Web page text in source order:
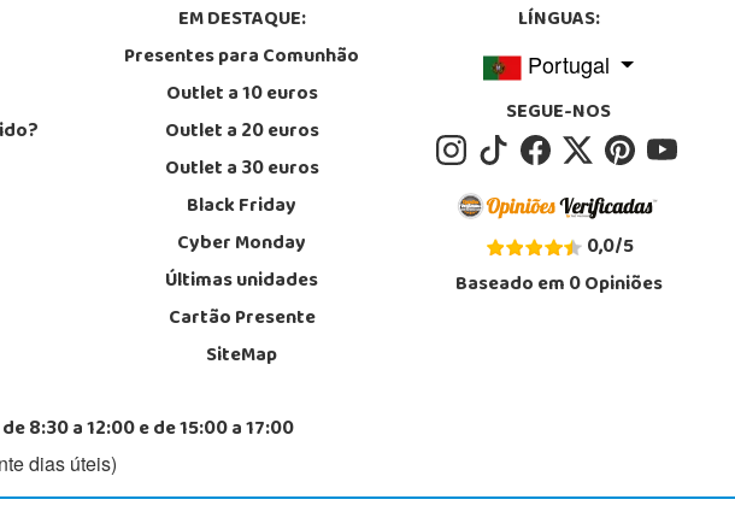
EM DESTAQUE:
Presentes para Comunhão
Outlet a 10 euros
Outlet a 20 euros
Outlet a 30 euros
Black Friday
Cyber Monday
Últimas unidades
Cartão Presente
SiteMap
LÍNGUAS:
Portugal
SEGUE-NOS
0,0/5
Baseado em0Opiniões
8:30 a 12:00 e de 15:00 a 17:00
dias úteis)